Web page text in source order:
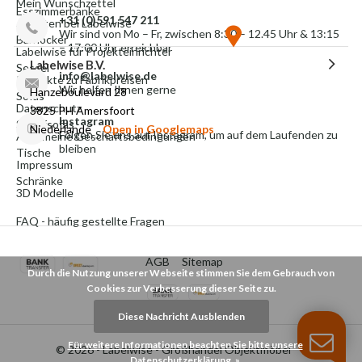
Arbeiten bei Labelwise
Labelwise für Projekteinrichter
Produkte zu Fabrikpreisen
Datenschutz
Allgemeine Geschäftsbedingungen
Impressum
3D Modelle
FAQ - häufig gestellte Fragen
Mein Wunschzettel
Esszimmerbänke
Barhocker
Sessel
Sofas
Schlafsofas
Tische
Schränke
+31 (0)591 547 211
Wir sind von Mo – Fr, zwischen 8:30 – 12.45 Uhr & 13:15
– 17:00 Uhr erreichbar
info@labelwise.de
Wir helfen Ihnen gerne
Instagram
Folgen Sie uns auf Instagram, um auf dem Laufenden zu
bleiben
Labelwise B.V.
Hanzeboulevard 28
3825 PH Amersfoort
Niederlande
Open in Googlemaps
© 2026 -Labelwise - Großhandel Objektmöbel
AGB Sitemap
Durch die Nutzung unserer Webseite stimmen Sie dem Gebrauch von
Cookies zur Verbesserung dieser Seite zu.
Diese Nachricht Ausblenden
Für weitere Informationen beachten Sie bitte unsere